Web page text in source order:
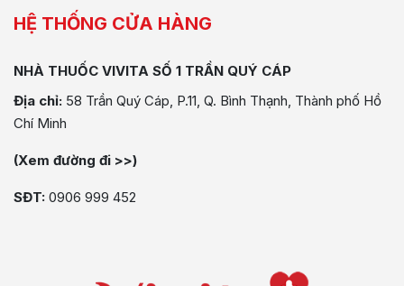
HỆ THỐNG CỬA HÀNG
NHÀ THUỐC VIVITA SỐ 1 TRẦN QUÝ CÁP
Địa chỉ: 58 Trần Quý Cáp, P.11, Q. Bình Thạnh, Thành phố Hồ
Chí Minh
(Xem đường đi >>)
SĐT: 0906 999 452